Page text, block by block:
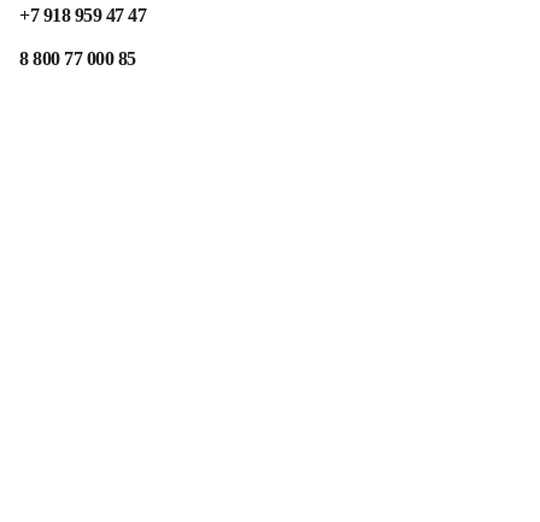
+7 918 959 47 47
8 800 77 000 85